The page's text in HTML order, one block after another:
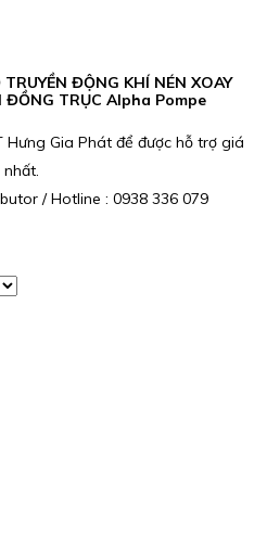
ĐỘNG KHÍ NÉN XOAY
ĐỒNG TRỤC Alpha Pompe
Hưng Gia Phát để được hỗ trợ giá
/ Hotline : 0938 336 079